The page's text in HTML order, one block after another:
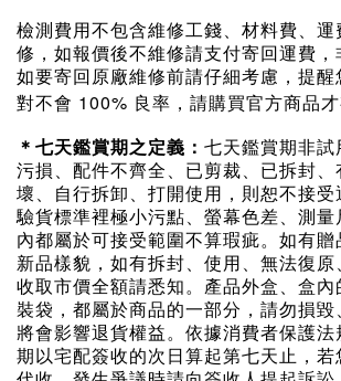
檢測費用不包含維修工錢、材料費、運
修，如報價後不維修請支付寄回運費，
如要寄回原廠維修前請仔細考慮，提
對不會 100% 良率，請購買官方商品才
＊七天鑑賞期之定義： 七天鑑賞期非試
污損、配件不齊全、已剪裁、已拆封、
壞、自行拆卸、打開使用，則恕不接受
驗貨標準裡極小污點、螢幕色差、測
內都屬於可接受範圍不算瑕疵。如有贈
新品樣貌，如有拆封、使用、無法復原
收取市價全額請悉知。產品外盒、盒內
裝袋，都屬於商品的一部分，請勿損毀
將會影響退貨權益。依據消費者保護法
期以宅配簽收的次日算起第七天止，若